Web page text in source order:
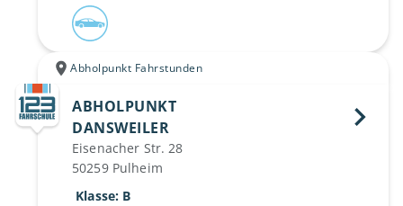
Abholpunkt Fahrstunden
ABHOLPUNKT
DANSWEILER
Eisenacher Str. 28
50259 Pulheim
Klasse: B